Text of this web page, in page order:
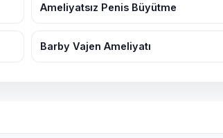
Ameliyatsız Penis Büyütme
Barby Vajen Ameliyatı